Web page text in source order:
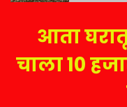
आता
चाला 10